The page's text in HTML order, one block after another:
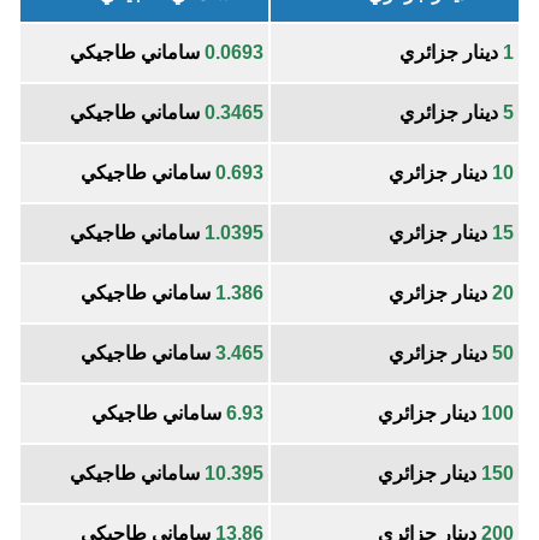
1 دينار جزائري 0.0693 ساماني طاجيكي
5 دينار جزائري 0.3465 ساماني طاجيكي
10 دينار جزائري 0.693 ساماني طاجيكي
15 دينار جزائري 1.0395 ساماني طاجيكي
20 دينار جزائري 1.386 ساماني طاجيكي
50 دينار جزائري 3.465 ساماني طاجيكي
100 دينار جزائري 6.93 ساماني طاجيكي
150 دينار جزائري 10.395 ساماني طاجيكي
200 دينار جزائري 13.86 ساماني طاجيكي